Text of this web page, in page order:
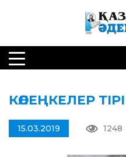
КӨЛЕҢКЕЛЕР
15.03.2019 1248